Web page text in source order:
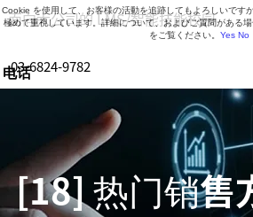
电话
03-6824-9782
面向大公司的 LMS/智能技能校园
[18] 热门销售
Cookie を使用して、お客様の活動を追跡してもよろしいです
極めて重視しています。詳細について、およびご質問がある
をご覧ください。 Yes No